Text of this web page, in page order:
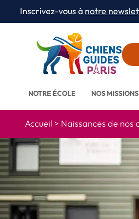
Aller au texte
Aller au menu
Inscrivez-vous à notre
NOTRE ÉCOLE NOS MISSIONS
Accueil > Naissances de nos